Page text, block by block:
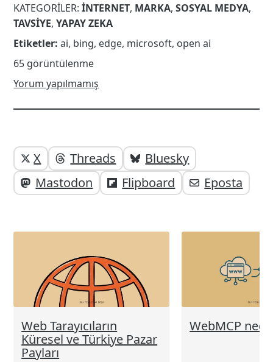
KATEGORILER:INTERNET, MARKA,SOSYAL MEDYA,
TAVSIYE,YAPAY ZEKA
Etiketler: ai, bing, edge, microsoft, open ai
65 görüntülenme
Yorum yapılmamış
Yazı
altı
elemanları
Yazıyı
paylaşabilirsiniz;
X Threads
Bluesky
Mastodon
Flipboard Eposta
Web Tarayıcıların
Küresel ve Türkiye Pazar
Payları
WebMCP